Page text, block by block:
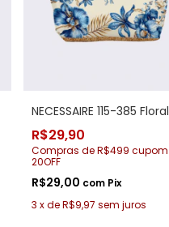
NECESSAIRE 115-385 Floral
R$29,90
Compras de R$499 cupom
20OFF
R$29,00 com Pix
3 xdeR$9,97 sem juros